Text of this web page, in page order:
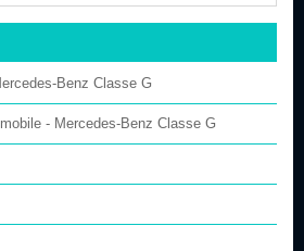
Benz Classe G
- Mercedes-Benz Classe G